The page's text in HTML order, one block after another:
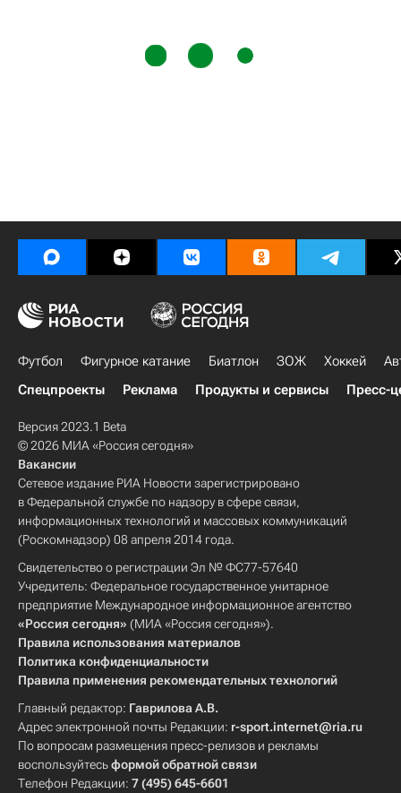
Футбол Фигурное катание Биатлон ЗОЖ Хоккей
Спецпроекты
Реклама Продукты и сервисы Пресс-
Версия 2023.1 Beta
© 2026 МИА «Россия сегодня»
Вакансии
Сетевое издание РИА Новости зарегистрировано
в Федеральной службе по надзору в сфере связи,
информационных технологий и массовых коммуникаций
(Роскомнадзор) 08 апреля 2014 года.
Свидетельство о регистрации Эл № ФС77-57640
Учредитель: Федеральное государственное унитарное
предприятие Международное информационное агентство
«Россия сегодня» (МИА «Россия сегодня»).
Правила использования материалов
Политика конфиденциальности
Правила применения рекомендательных технологий
Главный редактор: Гаврилова А.В.
Адрес электронной почты Редакции: r-sport.internet@ria.ru
По вопросам размещения пресс-релизов и рекламы
воспользуйтесьформой обратной связи
Телефон Редакции: 7 (495) 645-6601